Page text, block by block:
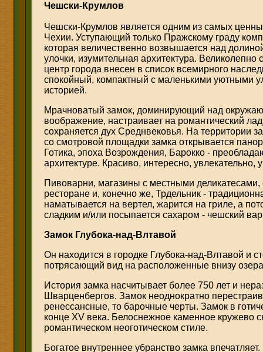
Чешски-Крумлов
Чешски-Крумлов является одним из самых
Чехии. Уступающий только Пражскому граду
которая величественно возвышается над
улочки, изумительная архитектура. Великолепно
центр города внесен в список всемирного
спокойный, компактный с маленькими уютными
историей.
Мрачноватый замок, доминирующий над
воображение, настраивает на романтический
сохраняется дух Среднвековья. На территории
со смотровой площадки замка открывается
Готика, эпоха Возрождения, Барокко -
архитектуре. Красиво, интересно, увлекательно,
Пивоварни, магазины с местными
ресторане и, конечно же, Трдельник -
наматывается на вертел, жарится на гриле, а
сладким и/или посыпается сахаром - чешский
Замок Глубока-над-Влтавой
Он находится в городке Глубока-над-Влтавой и
потрясающий вид на расположенные внизу
История замка насчитывает более 750 лет и
Шварценбергов. Замок неоднократно
ренессансные, то барочные черты. Замок в
конце XV века. Белоснежное каменное кружево
романтическом неоготическом стиле.
Богатое внутреннее убранство замка